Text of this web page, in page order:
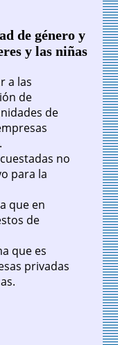
de género y
y las niñas
a las
de
de
no
para la
que en
de
que es
privadas